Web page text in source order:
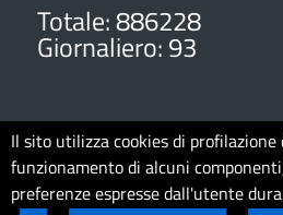
Totale: 886228
Giornaliero: 93
Note legali Privacy Cookie Policy
Il sito utilizza cookies di
funzionamento di alcuni
preferenze espresse dall'utente